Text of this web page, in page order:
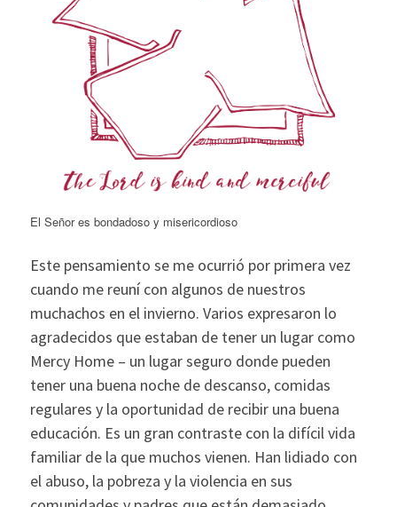
El Señor es bondadoso y misericordioso
Este pensamiento se me ocurrió por primera vez
cuando me reuní con algunos de nuestros
muchachos en el invierno. Varios expresaron lo
agradecidos que estaban de tener un lugar como
Mercy Home – un lugar seguro donde pueden
tener una buena noche de descanso, comidas
regulares y la oportunidad de recibir una buena
educación. Es un gran contraste con la difícil vida
familiar de la que muchos vienen. Han lidiado con
el abuso, la pobreza y la violencia en sus